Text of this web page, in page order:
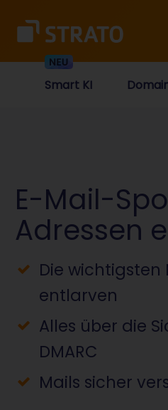
Smart KI
E-Mail-
Adressen
Die wichtigsten
entlarven
Alles über die
DMARC
Mails sicher